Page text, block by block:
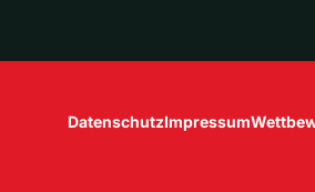
DatenschutzImpressum